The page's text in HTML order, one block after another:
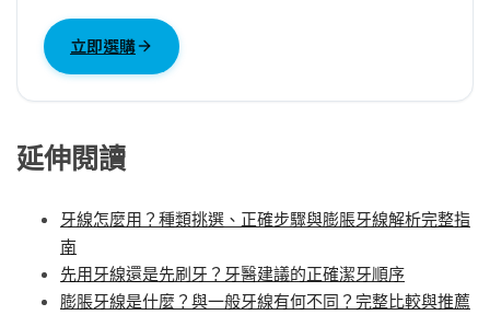
立即選購
延伸閱讀
牙線怎麼用？種類挑選、正確步驟與膨脹牙線解析完整指
南
先用牙線還是先刷牙？牙醫建議的正確潔牙順序
膨脹牙線是什麼？與一般牙線有何不同？完整比較與推薦